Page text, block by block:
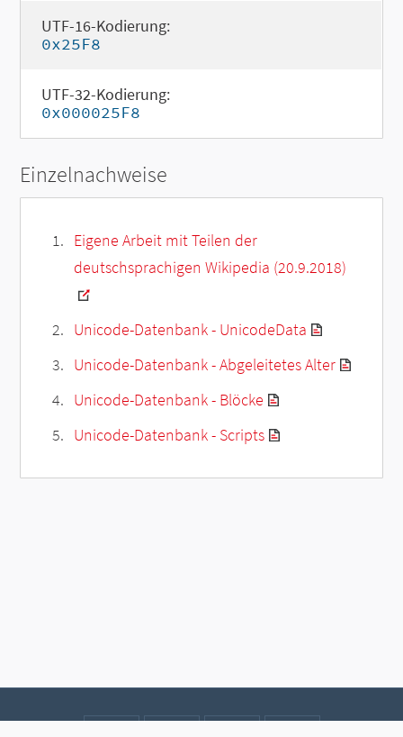
UTF-16-Kodierung:
0x25F8
UTF-32-Kodierung:
0x000025F8
Einzelnachweise
Eigene Arbeit mit Teilen der
deutschsprachigen Wikipedia (20.9.2018)
Unicode-Datenbank - UnicodeData
Unicode-Datenbank - Abgeleitetes Alter
Unicode-Datenbank - Blöcke
Unicode-Datenbank - Scripts